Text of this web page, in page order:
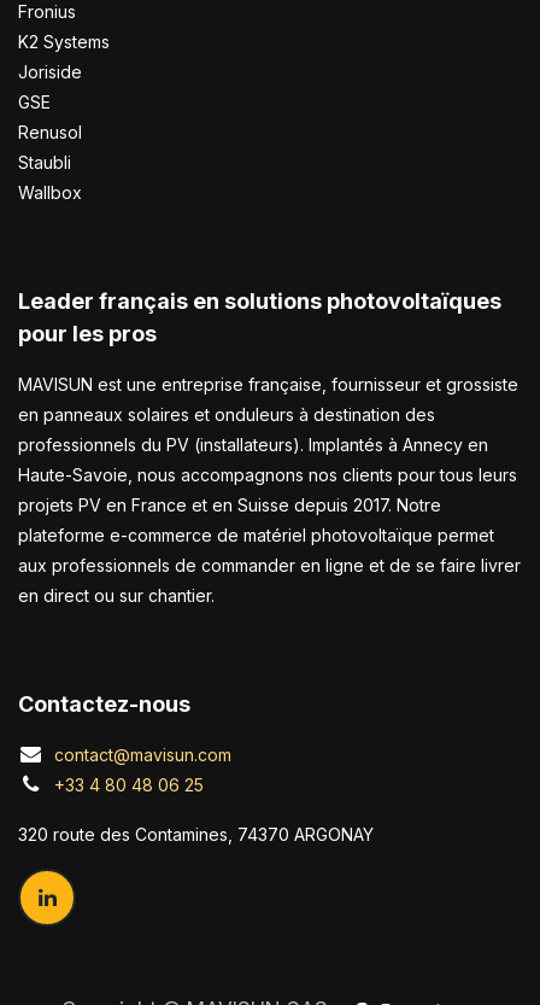
Fronius
K2 Systems
Joriside
GSE
Renusol
Staubli
Wallbox
Leader français en solutions photovoltaïques
pour les pros
MAVISUN est une entreprise française, fournisseur et grossiste
en panneaux solaires et onduleurs à destination des
professionnels du PV (installateurs). Implantés à Annecy en
Haute-Savoie, nous accompagnons nos clients pour tous leurs
projets PV en France et en Suisse depuis 2017. Notre
plateforme e-commerce de matériel photovoltaïque permet
aux professionnels de commander en ligne et de se faire livrer
en direct ou sur chantier.
Contactez-nous
contact@mavisun.com
+33 4 80 48 06 25
320 route des Contamines, 74370 ARGONAY